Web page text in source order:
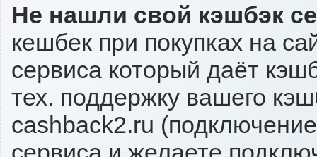
Не нашли свой кэшбэк
кешбек при покупках на
сервиса который даёт
тех. поддержку вашего
cashback2.ru